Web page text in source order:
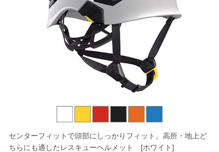
センターフィットで頭部にしっかりフィット。高所・地上ど
ちらにも適したレスキューヘルメット [ホワイト]